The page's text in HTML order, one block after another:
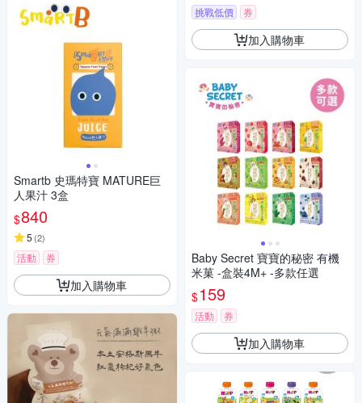
Smartb 史瑪特寶 MATURE巨
人果汁 3盒
$840
5 (2)
活動 券
加入購物車
挑戰低價 券
加入購物車
Baby Secret 寶寶的秘密 有機
米菓 -盒裝4M+ -多款任選
$159
活動 券
加入購物車